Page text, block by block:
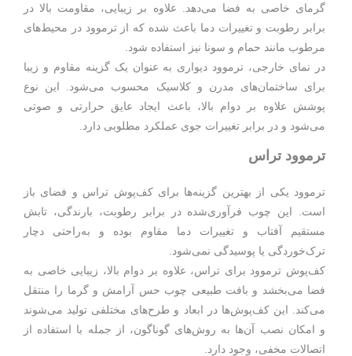
گرمای خاصی به فضا می‌دهد. علاوه بر زیبایی، مقاومت بالا در
برابر رطوبت و تغییرات دما باعث شده که از ترموود در محیط‌های
مرطوب مانند حمام و سونا نیز استفاده شود.
در نمای خارجی، ترموود دیواری به عنوان یک گزینه مقاوم و زیبا
برای ساختمان‌های مدرن و کلاسیک محسوب می‌شود. این نوع
پوشش علاوه بر دوام بالا، باعث ایجاد عایق حرارتی و صوتی
می‌شود و در برابر تغییرات جوی عملکرد مطلوبی دارد.
ترموود تراس
ترموود یکی از بهترین گزینه‌ها برای کف‌پوش تراس و فضای باز
است. این چوب فرآوری‌شده در برابر رطوبت، بارندگی، تابش
مستقیم آفتاب و تغییرات دما مقاوم بوده و به‌راحتی دچار
ترک‌خوردگی یا پوسیدگی نمی‌شود.
کف‌پوش ترموود برای تراس، علاوه بر دوام بالا، زیبایی خاصی به
فضا می‌بخشد و بافت طبیعی چوب حس آرامش و گرما را منتقل
می‌کند. این کف‌پوش‌ها در ابعاد و طرح‌های مختلفی تولید می‌شوند
و امکان نصب آن‌ها به روش‌های گوناگون، از جمله با استفاده از
اتصالات مخفی، وجود دارد.